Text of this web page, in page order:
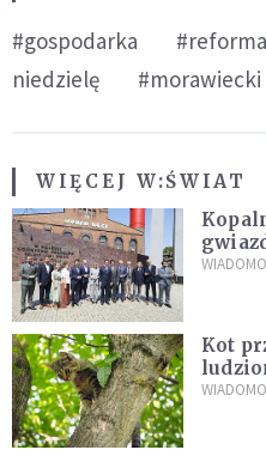
#gospodarka #reforma
niedzielę
#morawiecki
WIĘCEJ W:ŚWIAT
Kot